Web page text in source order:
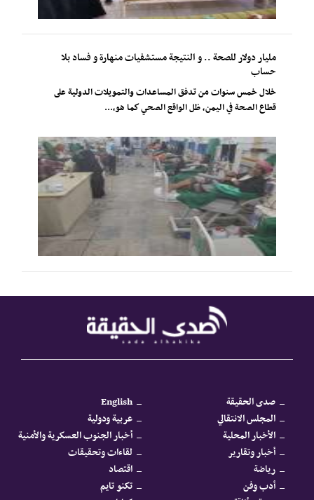
مليار دولار للصحة .. و النتيجة مستشفيات منهارة و فساد بلا
حساب
خلال خمس سنوات من تدفق المساعدات والتمويلات الدولية على
قطاع الصحة في اليمن، ظل الواقع الصحي كما هو،...
صدى الحقيقة
English
المجلس الانتقالي
عربية ودولية
الأخبار المحلية
أخبار الجنوب العسكرية والأمنية
أخبار وتقارير
لقاءات وتحقيقات
رياضة
اقتصاد
أدب وفن
تكنو تايم